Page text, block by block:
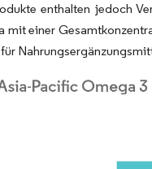
enthalten jedoch
mit einer